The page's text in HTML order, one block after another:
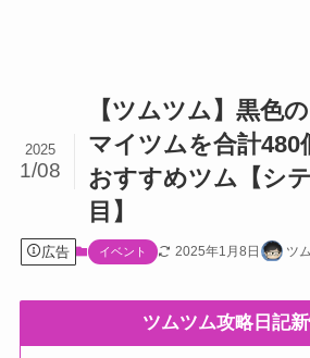
【ツムツム】黒色
マイツムを合計480
おすすめツム【シ
目】
2025
1/08
広告 イベント 2025年1月8日 ツ
ツムツム攻略日記